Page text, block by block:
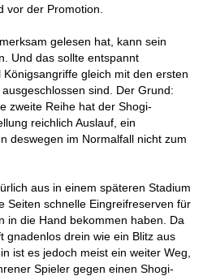
vor der Promotion.
gelesen hat, kann sein
Und das sollte entspannt
gleich mit den ersten
sind. Der Grund:
zweite Reihe hat der Shogi-
reichlich Auslauf, ein
deswegen im Normalfall nicht zum
aus in einem späteren Stadium
Seiten schnelle Eingreifreserven für
in die Hand bekommen haben. Da
gnadenlos drein wie ein Blitz aus
ist es jedoch meist ein weiter Weg,
Spieler gegen einen Shogi-